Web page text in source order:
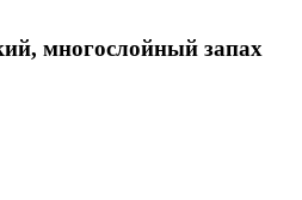
многослойный запах